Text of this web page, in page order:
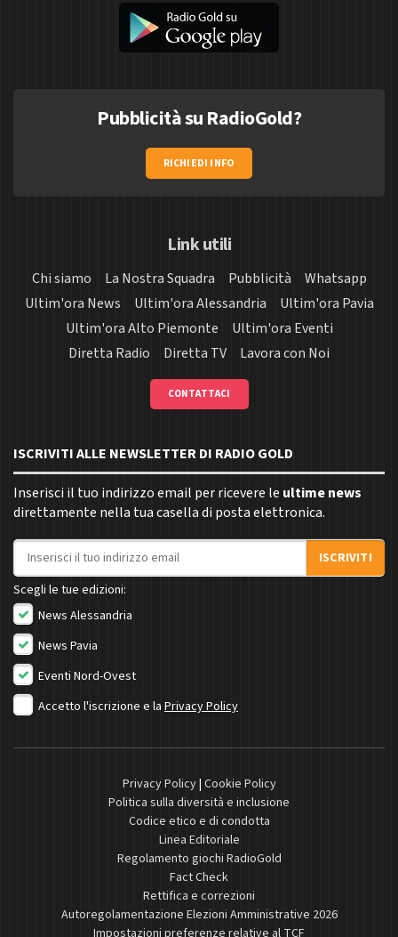
Pubblicità su RadioGold?
RICHIEDI INFO
Link utili
Chi siamo La Nostra Squadra Pubblicità
Whatsapp
Ultim'ora News
Ultim'ora Alessandria
Ultim'ora Pavia
Ultim'ora Alto Piemonte
Ultim'ora Eventi
Diretta Radio
Diretta TV Lavora con Noi
CONTATTACI
ISCRIVITI ALLE NEWSLETTER DI RADIO GOLD
Inserisci il tuo indirizzo email per ricevere le ultime news
direttamente nella tua casella di posta elettronica.
Indirizzo email
ISCRIVITI
Scegli le tue edizioni:
News Alessandria
News Pavia
Eventi Nord-Ovest
Accetto l'iscrizione e la Privacy Policy
Privacy Policy| Cookie Policy
Politica sulla diversità e inclusione
Codice etico e di condotta
Linea Editoriale
Regolamento giochi RadioGold
Fact Check
Rettifica e correzioni
Autoregolamentazione Elezioni Amministrative 2026
Impostazioni preferenze relative al TCF